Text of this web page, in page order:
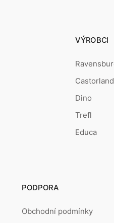
VÝROBCI
Castorland
Dino
Trefl
Educa
PODPORA
Obchodní podmínky